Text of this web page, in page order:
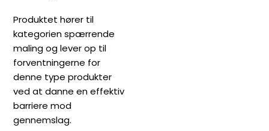
Produktet hører til
kategorien spærrende
maling og lever op til
forventningerne for
denne type produkter
ved at danne en effektiv
barriere mod
gennemslag.